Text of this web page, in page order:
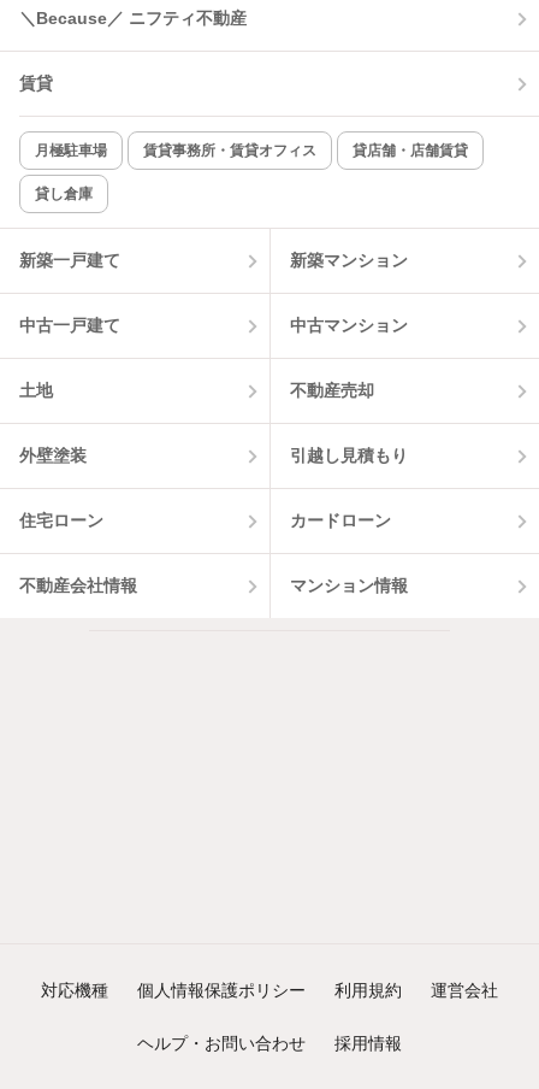
＼Because／ ニフティ不動産
賃貸
月極駐車場 賃貸事務所・賃貸オフィス 貸店舗・店舗賃貸
貸し倉庫
新築一戸建て 新築マンション
中古一戸建て 中古マンション
土地 不動産売却
外壁塗装 引越し見積もり
住宅ローン カードローン
不動産会社情報 マンション情報
対応機種 個人情報保護ポリシー 利用規約 運営会社
ヘルプ・お問い合わせ 採用情報